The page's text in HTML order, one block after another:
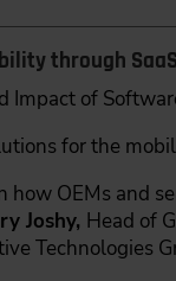
through
Impact of
for the
how OEMs and
Joshy, Head of
Technologies